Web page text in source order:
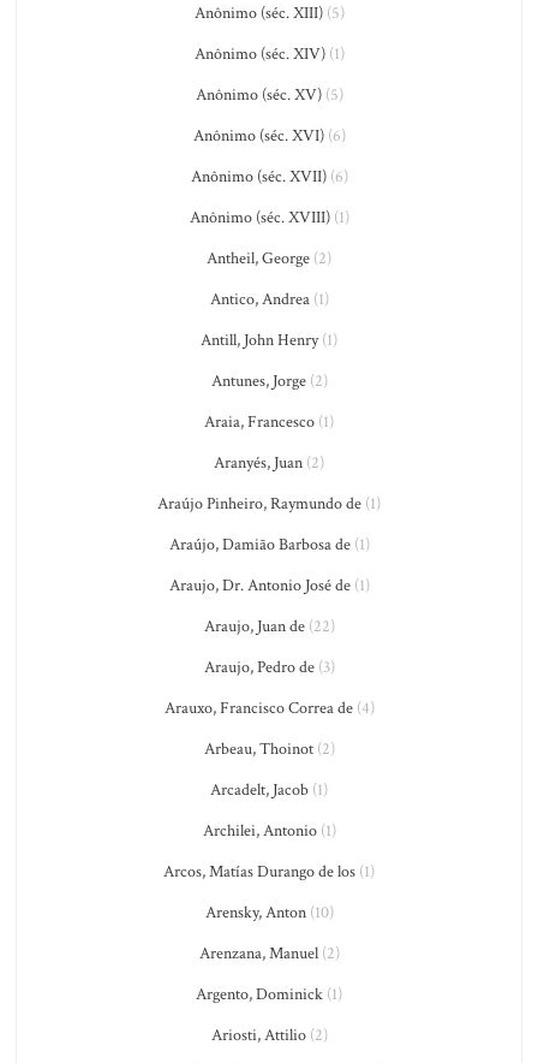
Anônimo (séc. XIII)(5)
Anônimo (séc. XIV)(1)
Anônimo (séc. XV)(5)
Anônimo (séc. XVI)(6)
Anônimo (séc. XVII)(6)
Anônimo (séc. XVIII)(1)
Antheil, George (2)
Antico, Andrea(1)
Antill, John Henry(1)
Antunes, Jorge(2)
Araia, Francesco (1)
Aranyés, Juan (2)
Araújo Pinheiro, Raymundo de (1)
Araújo, Damião Barbosa de(1)
Araujo, Dr. Antonio José de(1)
Araujo, Juan de(22)
Araujo, Pedro de(3)
Arauxo, Francisco Correa de(4)
Arbeau, Thoinot(2)
Arcadelt, Jacob (1)
Archilei, Antonio(1)
Arcos, Matías Durango de los (1)
Arensky, Anton(10)
Arenzana, Manuel(2)
Argento, Dominick (1)
Ariosti, Attilio(2)